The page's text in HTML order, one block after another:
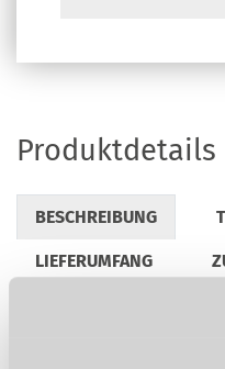
Produktdetails
BESCHREIBUNG
LIEFERUMFANG
REGULATORISCHE